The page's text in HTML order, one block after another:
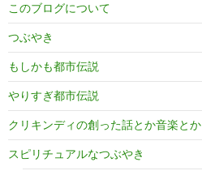
このブログについて
つぶやき
もしかも都市伝説
やりすぎ都市伝説
クリキンディの創った話とか音楽とか
スピリチュアルなつぶやき